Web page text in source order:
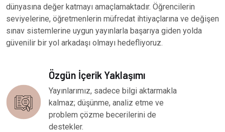
dünyasına değer katmayı amaçlamaktadır. Öğrencilerin
seviyelerine, öğretmenlerin müfredat ihtiyaçlarına ve değişen
sınav sistemlerine uygun yayınlarla başarıya giden yolda
güvenilir bir yol arkadaşı olmayı hedefliyoruz.
Özgün İçerik Yaklaşımı
Yayınlarımız, sadece bilgi aktarmakla
kalmaz; düşünme, analiz etme ve
problem çözme becerilerini de
destekler.